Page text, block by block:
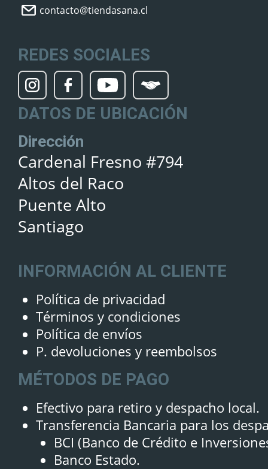
contacto@tiendasana.cl
REDES SOCIALES
DATOS DE UBICACIÓN
Dirección
Cardenal Fresno #794
Altos del Raco
Puente Alto
Santiago
INFORMACIÓN AL CLIENTE
Política de privacidad
Términos y condiciones
Política de envíos
P. devoluciones y reembolsos
MÉTODOS DE PAGO
Efectivo para retiro y despacho local.
Transferencia Bancaria para los
BCI (Banco de Crédito e
Banco Estado.